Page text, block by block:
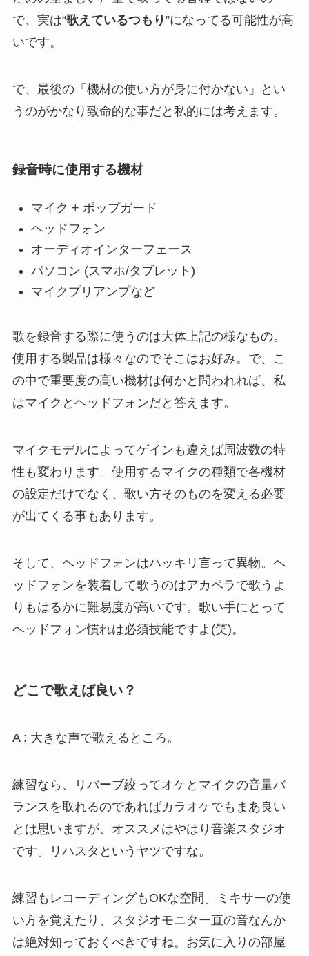
で、実は“歌えているつもり”になってる可能性が高
いです。
で、最後の「 機材の使い方が身に付かない 」とい
うのがかなり致命的な事だと私的には考えます。
録音時に使用する機材
マイク + ポップガード
ヘッドフォン
オーディオインターフェース
パソコン (スマホ/タブレット)
マイクプリアンプなど
歌を録音する際に使うのは大体上記の様なもの。
使用する製品は様々なのでそこはお好み。で、こ
の中で重要度の高い機材は何かと問われれば、私
はマイクとヘッドフォンだと答えます。
マイクモデルによってゲインも違えば周波数の特
性も変わります。使用するマイクの種類で各機材
の設定だけでなく、歌い方そのものを変える必要
が出てくる事もあります。
そして、ヘッドフォンはハッキリ言って異物。ヘ
ッドフォンを装着して歌うのはアカペラで歌うよ
りもはるかに難易度が高いです。歌い手にとって
ヘッドフォン慣れは必須技能ですよ(笑)。
どこで歌えば良い？
A : 大きな声で歌えるところ。
練習なら、リバーブ絞ってオケとマイクの音量バ
ランスを取れるのであればカラオケでもまあ良い
とは思いますが、オススメはやはり音楽スタジオ
です。リハスタというヤツですな。
練習もレコーディングもOKな空間。ミキサーの使
い方を覚えたり、スタジオモニター直の音なんか
は絶対知っておくべきですね。お気に入りの部屋